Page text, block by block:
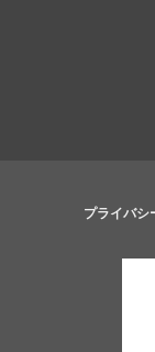
プライバシ